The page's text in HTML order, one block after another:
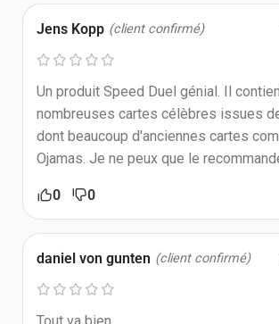
Jens Kopp (client confirmé)
Un produit Speed Duel génial. Il
nombreuses cartes célèbres issues
dont beaucoup d'anciennes cartes
Ojamas. Je ne peux que le
0 0
daniel von gunten (client confirmé)